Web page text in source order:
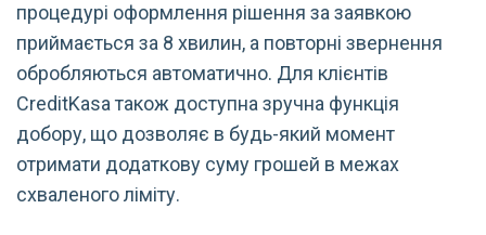
процедурі оформлення рішення за заявкою
приймається за 8 хвилин, а повторні звернення
обробляються автоматично. Для клієнтів
CreditKasa також доступна зручна функція
добору, що дозволяє в будь-який момент
отримати додаткову суму грошей в межах
схваленого ліміту.